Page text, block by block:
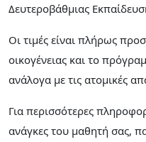
Δευτεροβάθμιας
Οι τιμές είναι πλήρως
οικογένειας και το
ανάλογα με τις ατομικές
Για περισσότερες
ανάγκες του μαθητή σας,